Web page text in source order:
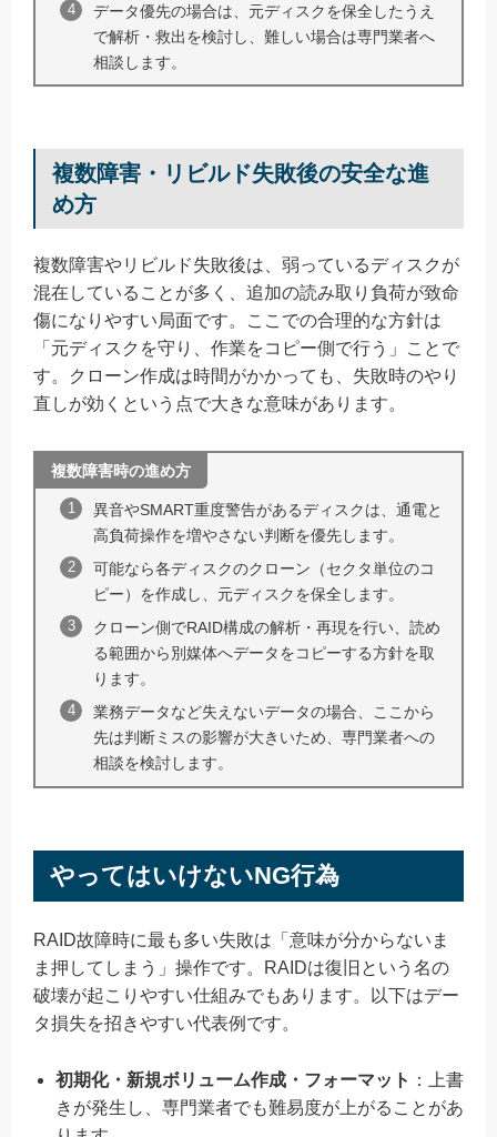
データ優先の場合は、元ディスクを保全したうえ
で解析・救出を検討し、難しい場合は専門業者へ
相談します。
複数障害・リビルド失敗後の安全な進
め方
複数障害やリビルド失敗後は、弱っているディスクが
混在していることが多く、追加の読み取り負荷が致命
傷になりやすい局面です。ここでの合理的な方針は
「元ディスクを守り、作業をコピー側で行う」ことで
す。クローン作成は時間がかかっても、失敗時のやり
直しが効くという点で大きな意味があります。
複数障害時の進め方
異音やSMART重度警告があるディスクは、通電と
高負荷操作を増やさない判断を優先します。
可能なら各ディスクのクローン（セクタ単位のコ
ピー）を作成し、元ディスクを保全します。
クローン側でRAID構成の解析・再現を行い、読め
る範囲から別媒体へデータをコピーする方針を取
ります。
業務データなど失えないデータの場合、ここから
先は判断ミスの影響が大きいため、専門業者への
相談を検討します。
やってはいけないNG行為
RAID故障時に最も多い失敗は「意味が分からないま
ま押してしまう」操作です。RAIDは復旧という名の
破壊が起こりやすい仕組みでもあります。以下はデー
タ損失を招きやすい代表例です。
初期化・新規ボリューム作成・フォーマット ：上書
きが発生し、専門業者でも難易度が上がることがあ